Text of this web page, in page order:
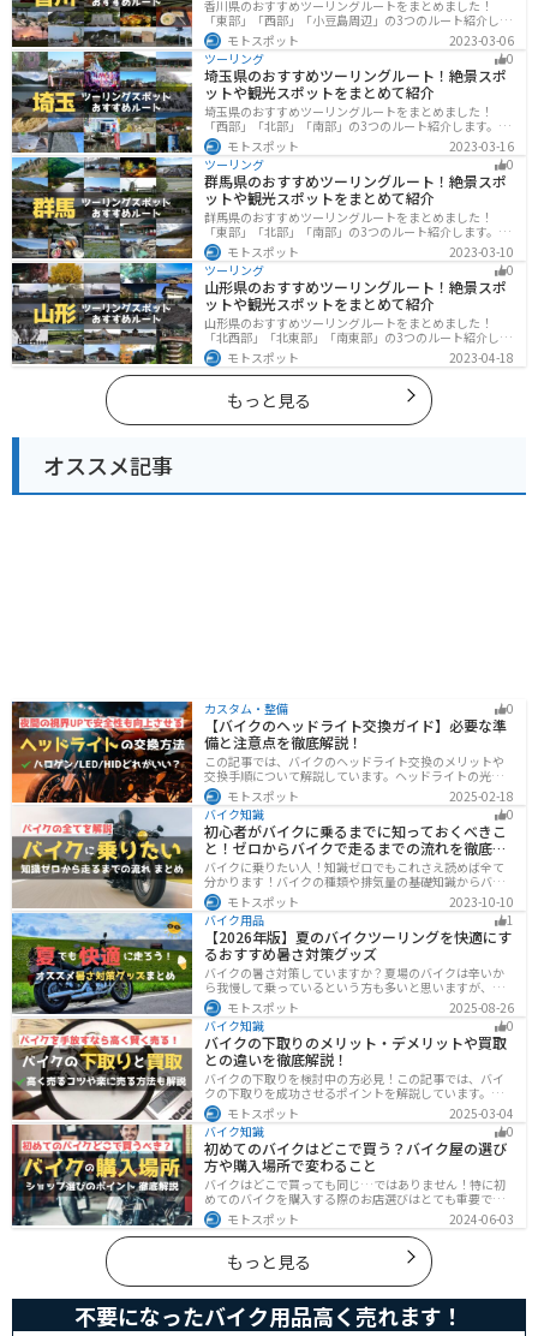
香川県のおすすめツーリングルートをまとめました！
「東部」「西部」「小豆島周辺」の3つのルート紹介しま
す。自然豊かな山から海、絶品グルメを満喫するツーリ
ングができます。バイクで香川県にツーリングに行く際
は参考にしてください。
モトスポット
2023-03-06
ツーリング
0
埼玉県のおすすめツーリングルート！絶景スポ
ットや観光スポットをまとめて紹介
埼玉県のおすすめツーリングルートをまとめました！
「西部」「北部」「南部」の3つのルート紹介します。自
然豊かな西側と街中の東側で違った楽しみ方ができま
す。バイクで埼玉県にツーリングに行く際は参考にして
ください。
モトスポット
2023-03-16
ツーリング
0
群馬県のおすすめツーリングルート！絶景スポ
ットや観光スポットをまとめて紹介
群馬県のおすすめツーリングルートをまとめました！
「東部」「北部」「南部」の3つのルート紹介します。草
津温泉や伊香保温泉など全国でも有名な温泉や豊かな自
然を満喫するツーリングができます。バイクで群馬県に
ツーリングに行く際は参考にしてください。
モトスポット
2023-03-10
ツーリング
0
山形県のおすすめツーリングルート！絶景スポ
ットや観光スポットをまとめて紹介
山形県のおすすめツーリングルートをまとめました！
「北西部」「北東部」「南東部」の3つのルート紹介しま
す。豊かな自然と歴史的な観光スポット、山と海どちら
も堪能できるスポットが多数あります。バイクで山形県
にツーリングに行く際は参考にしてください。
モトスポット 2023-04-18
もっと見る
オススメ記事
カスタム・整備 0
【バイクのヘッドライト交換ガイド】必要な準
備と注意点を徹底解説！
この記事では、バイクのヘッドライト交換のメリットや
交換手順について解説しています。ヘッドライトの光が
弱くなっていませんか？夜間の視界を改善するために
は、適切なヘッドライト交換が必要です。自分で交換す
る方法からショップに依頼する場合の費用までわかりや
すくお伝えします！
モトスポット
2025-02-18
バイク知識
0
初心者がバイクに乗るまでに知っておくべきこ
と！ゼロからバイクで走るまでの流れを徹底解
説
バイクに乗りたい人！知識ゼロでもこれさえ読めば全て
分かります！バイクの種類や排気量の基礎知識からバイ
クの選び方、免許の取り方、購入、納車、その後のバイ
クライフまで全てサポートします！
モトスポット
2023-10-10
バイク用品
1
【2026年版】夏のバイクツーリングを快適にす
るおすすめ暑さ対策グッズ
バイクの暑さ対策していますか？夏場のバイクは辛いか
ら我慢して乗っているという方も多いと思いますが、し
っかりと暑さ対策をすれば夏場でも快適にバイクに乗る
ことができます！この記事では、夏場のバイク暑さ対策
の基本と暑さ対策グッズを紹介します！
モトスポット
2025-08-26
バイク知識
0
バイクの下取りのメリット・デメリットや買取
との違いを徹底解説！
バイクの下取りを検討中の方必見！この記事では、バイ
クの下取りを成功させるポイントを解説しています。実
は、下取りは現金化の手間を省き、乗り換え当日までバ
イクに乗れる一方で、査定額が低くなる場合も多いため
注意が必要です。この記事を読めば、よい条件で下取り
を進めるコツがわかります。
モトスポット
2025-03-04
バイク知識
0
初めてのバイクはどこで買う？バイク屋の選び
方や購入場所で変わること
バイクはどこで買っても同じ…ではありません！特に初
めてのバイクを購入する際のお店選びはとても重要で
す。どんなお店で購入するのがベストなのか？失敗しな
いお店選びのポイントをまとめます。
モトスポット 2024-06-03
もっと見る
不要になったバイク用品高く売れます！